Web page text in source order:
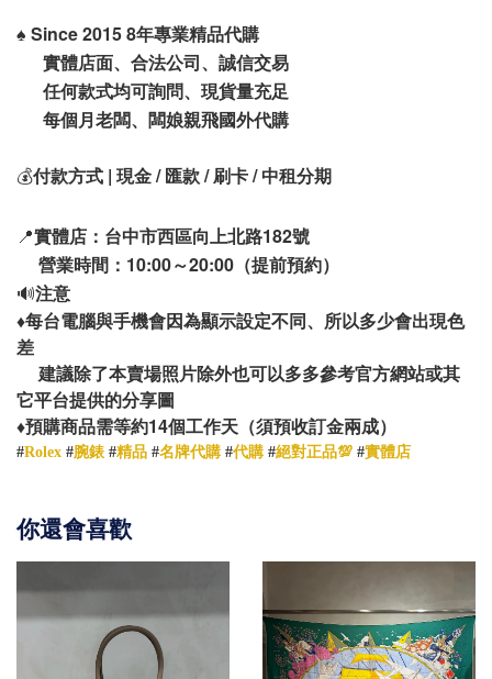
♠️ Since 2015 8年專業精品代購
實體店面、合法公司、誠信交易
任何款式均可詢問、現貨量充足
每個月老闆、闆娘親飛國外代購
💰付款方式 | 現金 / 匯款 / 刷卡 / 中租分期
📍實體店：台中市西區向上北路182號
營業時間：10:00～20:00（提前預約）
🔊注意
♦️每台電腦與手機會因為顯示設定不同、所以多少會出現色
差
建議除了本賣場照片除外也可以多多參考官方網站或其
它平台提供的分享圖
♦️預購商品需等約14個工作天（須預收訂金兩成）
#Rolex #腕錶 #精品 #名牌代購 #代購 #絕對正品💯 #實體店
你還會喜歡